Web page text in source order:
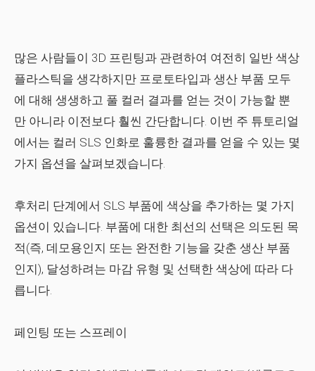
많은 사람들이 3D 프린팅과 관련하여 여전히 일반 색상
플라스틱을 생각하지만 프로토타입과 생산 부품 모두
에 대해 생생하고 풀 컬러 결과를 얻는 것이 가능할 뿐
만 아니라 이전보다 훨씬 간단합니다. 이번 주 튜토리얼
에서는 컬러 SLS 인화로 훌륭한 결과를 얻을 수 있는 몇
가지 옵션을 살펴보겠습니다.
후처리 단계에서 SLS 부품에 색상을 추가하는 몇 가지
옵션이 있습니다. 부품에 대한 최선의 선택은 의도된 목
적(즉, 데모용인지 또는 완전한 기능을 갖춘 생산 부품
인지), 달성하려는 마감 유형 및 선택한 색상에 따라 다
릅니다.
페인팅 또는 스프레이